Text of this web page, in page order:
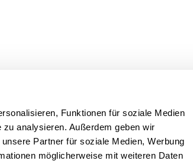
Funktionen für soziale Medien
analysieren. Außerdem geben wir
Partner für soziale Medien, Werbung
möglicherweise mit weiteren Daten